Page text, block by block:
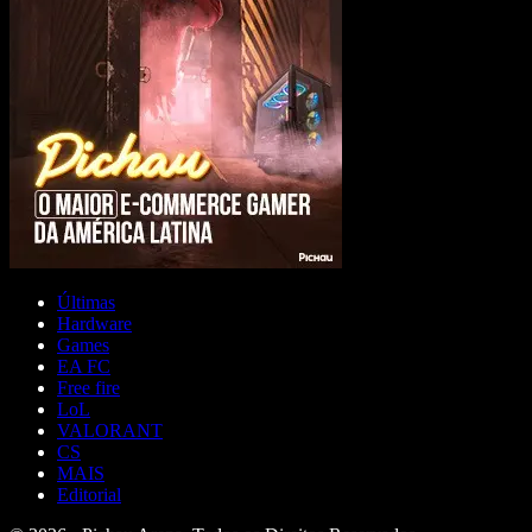
Últimas
Hardware
Games
EA FC
Free fire
LoL
VALORANT
CS
MAIS
Editorial